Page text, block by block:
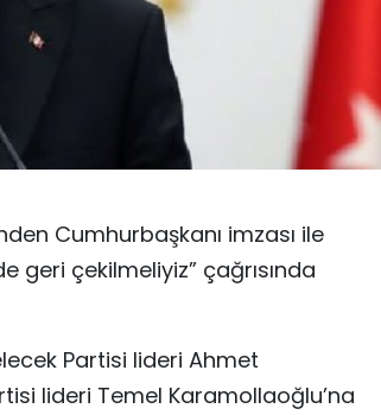
Cumhurbaşkanı imzası ile
geri çekilmeliyiz” çağrısında
Partisi lideri Ahmet
lideri Temel Karamollaoğlu’na